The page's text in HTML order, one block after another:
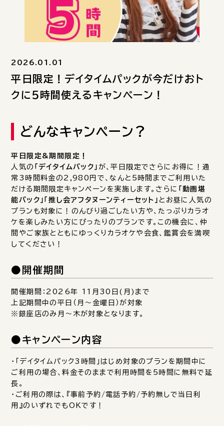
2026.01.01
平日限定！デイタイムパックが今だけおト
クに5時間使えるキャンペーン！
どんなキャンペーン？
平日限定&期間限定！
人気の 「デイタイムパック」 が、平日限定でさらにお得に！通
常3時間料金の2,980円で、なんと5時間までご利用いた
だける期間限定キャンペーンを実施します。さらに 「動画堪
能パック」「推し会アフタヌーンティーセット」 とお昼に人気の
プランも対象に！のんびり過ごしたい方や、たっぷりカラオ
ケを楽しみたい方にぴったりのプランです。この機会に、仲
間やご家族とともにゆっくりカラオケや会食、鑑賞会を満喫
してください！
●開催期間
開催期間：2026年 11月30日(月)まで
上記期間中の平日（月～金曜日）が対象
※銀座店のみ月～木が対象となります。
●キャンペーン内容
・「デイタイムパック3時間」はじめ対象のプランを期間中に
ご利用の場合、料金そのままで利用時間を5時間に無料で延
長。
・ご利用の際は、『事前予約/電話予約/予約無しで当日利
用』のいずれでもOKです！